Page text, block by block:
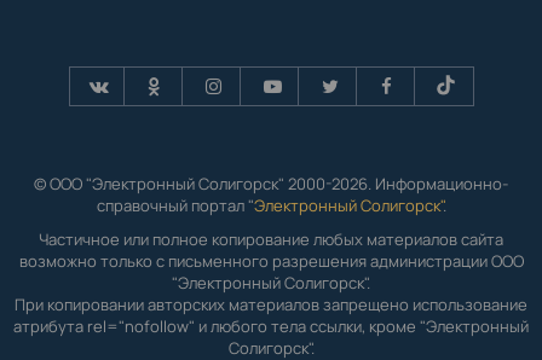
© ООО "Электронный Солигорск" 2000-2026. Информационно-
справочный портал "Электронный Солигорск".
Частичное или полное копирование любых материалов сайта
возможно только с письменного разрешения администрации ООО
"Электронный Солигорск".
При копировании авторских материалов запрещено использование
атрибута rel="nofollow" и любого тела ссылки, кроме "Электронный
Солигорск".